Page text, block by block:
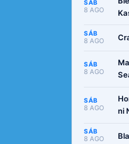
SÁB
8 AGO
SÁB
8 AGO
SÁB
8 AGO
SÁB
8 AGO
ni
SÁB
8 AGO